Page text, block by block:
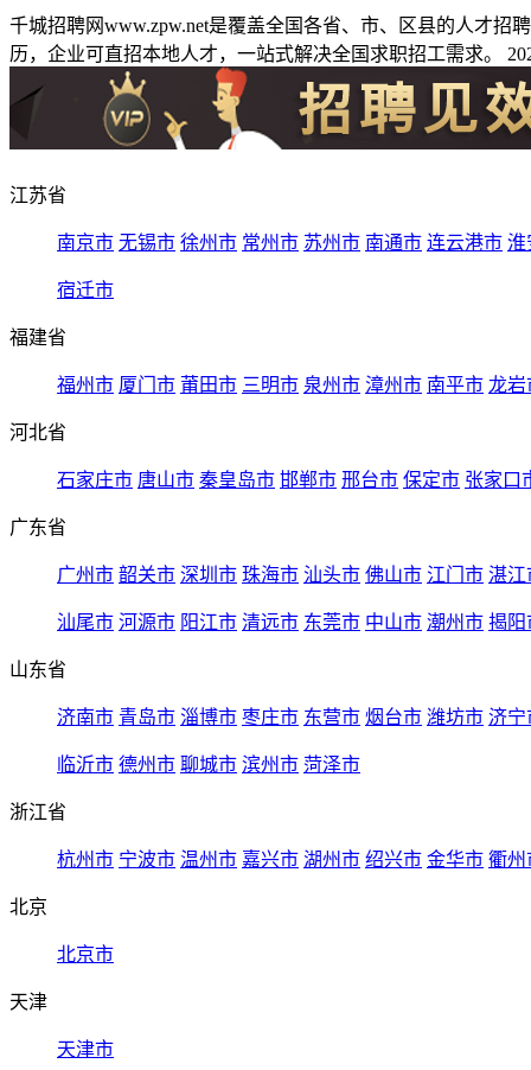
千城招聘网www.zpw.net是覆盖全国各省、市、区县的人才
历，企业可直招本地人才，一站式解决全国求职招工需求。
江苏省
南京市 无锡市 徐州市 常州市 苏州市 南通市 连云港市 淮
宿迁市
福建省
福州市 厦门市 莆田市 三明市 泉州市 漳州市 南平市 龙岩
河北省
石家庄市 唐山市 秦皇岛市 邯郸市 邢台市 保定市 张家口
广东省
广州市 韶关市 深圳市 珠海市 汕头市 佛山市 江门市 湛江
汕尾市 河源市 阳江市 清远市 东莞市 中山市 潮州市 揭阳
山东省
济南市 青岛市 淄博市 枣庄市 东营市 烟台市 潍坊市 济宁
临沂市 德州市 聊城市 滨州市 菏泽市
浙江省
杭州市 宁波市 温州市 嘉兴市 湖州市 绍兴市 金华市 衢州
北京
北京市
天津
天津市